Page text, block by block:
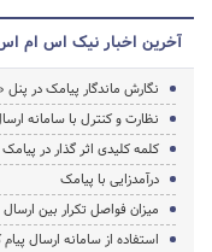
آخرین اخبار نیک اس ام
نگارش ماندگار پیامک در
نظارت و کنترل با سامانه
کلمه کلیدی اثر گذار در پیامک
درآمدزایی با پیامک
میزان فواصل تکرار بین
استفاده از سامانه ارسال